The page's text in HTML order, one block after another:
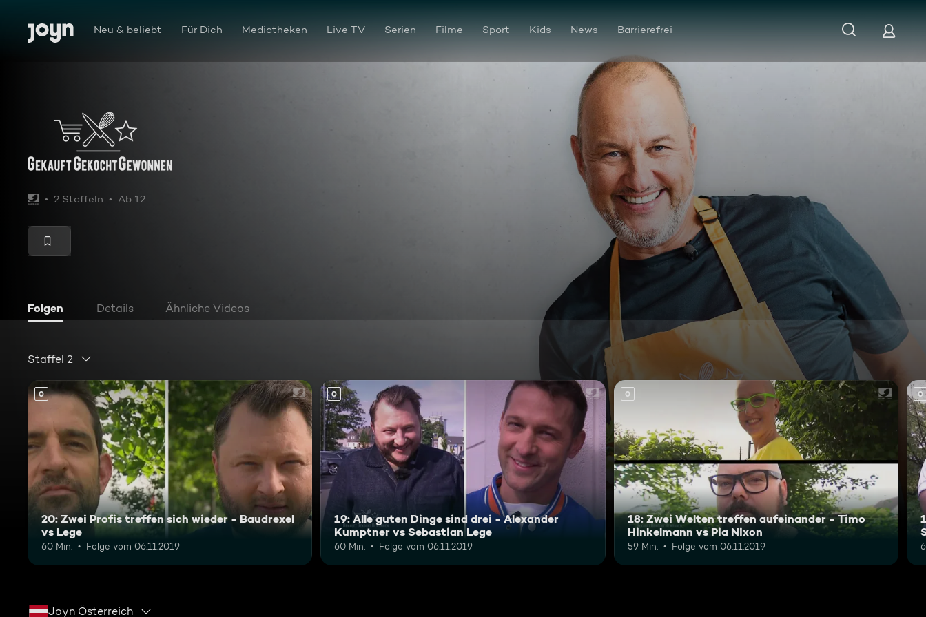
Zum Inhalt springen
Barrierefrei Neu & beliebt Für Dich Mediatheken Live TV Serien Filme Sport Kids News Barrierefrei
Gekauft, gekocht, gewonnen
2 Staffeln Ab 12
Folgen Details Ähnliche Videos
Staffel 2
0
20: Zwei Profis treffen sich wieder - Baudrexel
vs Lege
60 Min. Folge vom 06.11.2019
0
19: Alle guten Dinge sind drei - Alexander
Kumptner vs Sebastian Lege
60 Min. Folge vom 06.11.2019
0
18: Zwei Welten treffen aufeinander - Timo
Hinkelmann vs Pia Nixon
59 Min. Folge vom 06.11.2019
0
Joyn Österreich